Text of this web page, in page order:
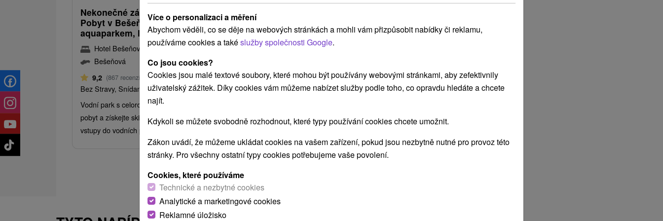
Nekonečné zážitky na maximum:
Pobyt v Bešeňové s neomezeným
aquaparkem, lanovkami a skipassy
Hotel Bešeňová ★★★Bešeňová
Bešeňová
9,2 (867 recenzí)
Od 1 Noci
Bez Stravy, Snídaně, Polopenze
Vodní park s celoročním provozem. Užijte si
pobyt a získejte skipasy/lístky na lanovky a
vstupy do vodních parků pro každou osobu.
aquaparky a lístky na lanovky
Hotel Galeria Thermal
9,7 (137 recenzí)Od 1 Noci
Snídaně, Polopenze
lanovky do středisek Jasná a Vysoké Tatry a
vstupy do vodních parků pro každou osobu.
Více o personalizaci a měření
Abychom věděli, co se děje na webových stránkách a mohli vám přizpůsobit nabídky či reklamu,
používáme cookies a takéslužby společnosti Google.
Co jsou cookies?
Cookies jsou malé textové soubory, které mohou být používány webovými stránkami, aby zefektivnily
uživatelský zážitek. Díky cookies vám můžeme nabízet služby podle toho, co opravdu hledáte a chcete
najít.
Kdykoli se můžete svobodně rozhodnout, které typy používání cookies chcete umožnit.
Zákon uvádí, že můžeme ukládat cookies na vašem zařízení, pokud jsou nezbytně nutné pro provoz této
stránky. Pro všechny ostatní typy cookies potřebujeme vaše povolení.
Cookies, které používáme
Technické a nezbytné cookies
Analytické a marketingové cookies
Reklamné úložisko